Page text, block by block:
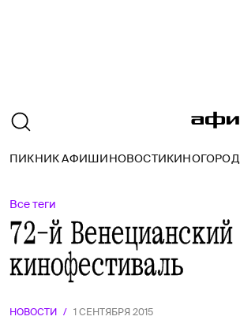
ПИКНИК АФИШИНОВОСТИКИНОГОРОД
Все теги
72-й Венецианский
кинофестиваль
НОВОСТИ / 1 СЕНТЯБРЯ 2015